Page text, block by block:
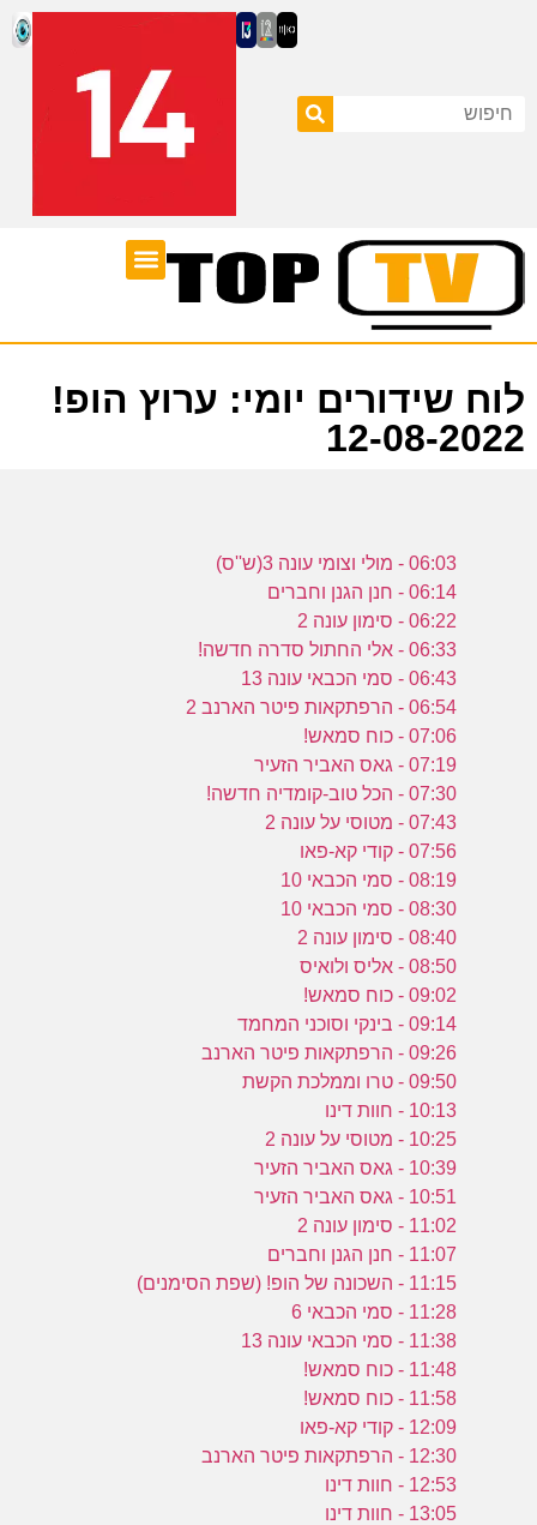
לוח שידורים יומי: ערוץ הופ!
12-08-2022
06:03 - מולי וצומי עונה 3(ש''ס)
06:14 - חנן הגנן וחברים
06:22 - סימון עונה 2
06:33 - אלי החתול סדרה חדשה!
06:43 - סמי הכבאי עונה 13
06:54 - הרפתקאות פיטר הארנב 2
07:06 - כוח סמאש!
07:19 - גאס האביר הזעיר
07:30 - הכל טוב-קומדיה חדשה!
07:43 - מטוסי על עונה 2
07:56 - קודי קא-פאו
08:19 - סמי הכבאי 10
08:30 - סמי הכבאי 10
08:40 - סימון עונה 2
08:50 - אליס ולואיס
09:02 - כוח סמאש!
09:14 - בינקי וסוכני המחמד
09:26 - הרפתקאות פיטר הארנב
09:50 - טרו וממלכת הקשת
10:13 - חוות דינו
10:25 - מטוסי על עונה 2
10:39 - גאס האביר הזעיר
10:51 - גאס האביר הזעיר
11:02 - סימון עונה 2
11:07 - חנן הגנן וחברים
11:15 - השכונה של הופ! (שפת הסימנים)
11:28 - סמי הכבאי 6
11:38 - סמי הכבאי עונה 13
11:48 - כוח סמאש!
11:58 - כוח סמאש!
12:09 - קודי קא-פאו
12:30 - הרפתקאות פיטר הארנב
12:53 - חוות דינו
13:05 - חוות דינו